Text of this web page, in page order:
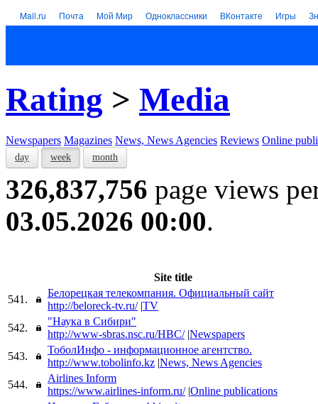
Mail.ru Почта Мой Мир Одноклассники ВКонтакте Игры
Rating > Media
Newspapers Magazines News, News Agencies Reviews Online
day week month
326,837,756 page views
03.05.2026 00:00.
Site title
541.
Белорецкая телекомпания. Официальный сайт
http://beloreck-tv.ru/ |TV
542.
"Наука в Сибири"
http://www-sbras.nsc.ru/HBC/ |Newspapers
543.
ТоболИнфо - информационное агентство.
http://www.tobolinfo.kz |News, News Agencies
544.
Airlines Inform
https://www.airlines-inform.ru/ |Online publications